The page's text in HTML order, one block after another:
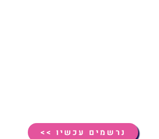
נרשמים עכשיו >>